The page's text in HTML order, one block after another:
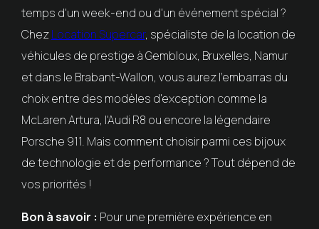
temps d'un week-end ou d'un événement spécial ?
ChezLocation Supercar, spécialiste de la location de
véhicules de prestige à Gembloux, Bruxelles, Namur
et dans le Brabant-Wallon, vous aurez l'embarras du
choix entre des modèles d'exception comme la
McLaren Artura, l'Audi R8 ou encore la légendaire
Porsche 911. Mais comment choisir parmi ces bijoux
de technologie et de performance ? Tout dépend de
vos priorités !
Bon à savoir : Pour une première expérience en